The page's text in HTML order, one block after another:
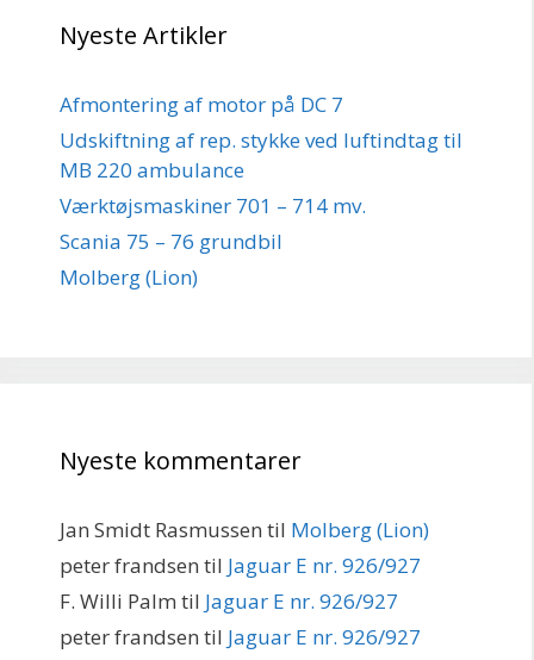
Nyeste Artikler
Afmontering af motor på DC 7
Udskiftning af rep. stykke ved luftindtag til
MB 220 ambulance
Værktøjsmaskiner 701 – 714 mv.
Scania 75 – 76 grundbil
Molberg (Lion)
Nyeste kommentarer
Jan Smidt Rasmussen til Molberg (Lion)
peter frandsen til Jaguar E nr. 926/927
F. Willi Palm til Jaguar E nr. 926/927
peter frandsen til Jaguar E nr. 926/927